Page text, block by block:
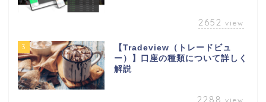
2652 view
3
【Tradeview（トレードビュ
ー）】口座の種類について詳しく
解説
2288 view